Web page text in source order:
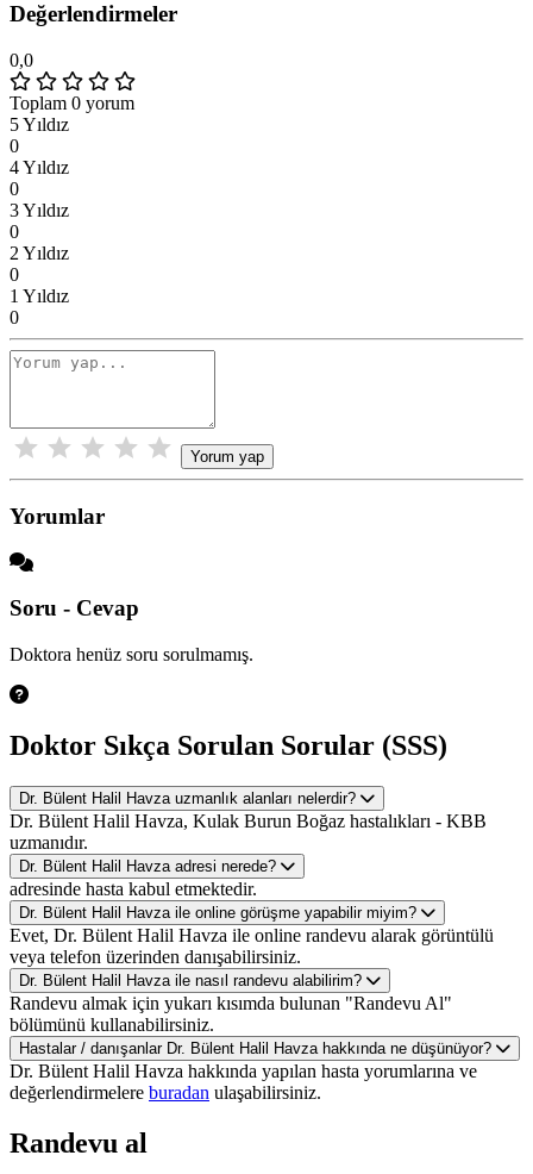
Değerlendirmeler
0,0
Toplam 0 yorum
5 Yıldız
0
4 Yıldız
0
3 Yıldız
0
2 Yıldız
0
1 Yıldız
0
Yorum yap
Yorumlar
Soru - Cevap
Doktora henüz soru sorulmamış.
Doktor Sıkça Sorulan Sorular (SSS)
Dr. Bülent Halil Havza uzmanlık alanları nelerdir?
Dr. Bülent Halil Havza, Kulak Burun Boğaz hastalıkları - KBB
uzmanıdır.
Dr. Bülent Halil Havza adresi nerede?
adresinde hasta kabul etmektedir.
Dr. Bülent Halil Havza ile online görüşme yapabilir miyim?
Evet, Dr. Bülent Halil Havza ile online randevu alarak görüntülü
veya telefon üzerinden danışabilirsiniz.
Dr. Bülent Halil Havza ile nasıl randevu alabilirim?
Randevu almak için yukarı kısımda bulunan "Randevu Al"
bölümünü kullanabilirsiniz.
Hastalar / danışanlar Dr. Bülent Halil Havza hakkında ne düşünüyor?
Dr. Bülent Halil Havza hakkında yapılan hasta yorumlarına ve
değerlendirmelere buradan ulaşabilirsiniz.
Randevu al